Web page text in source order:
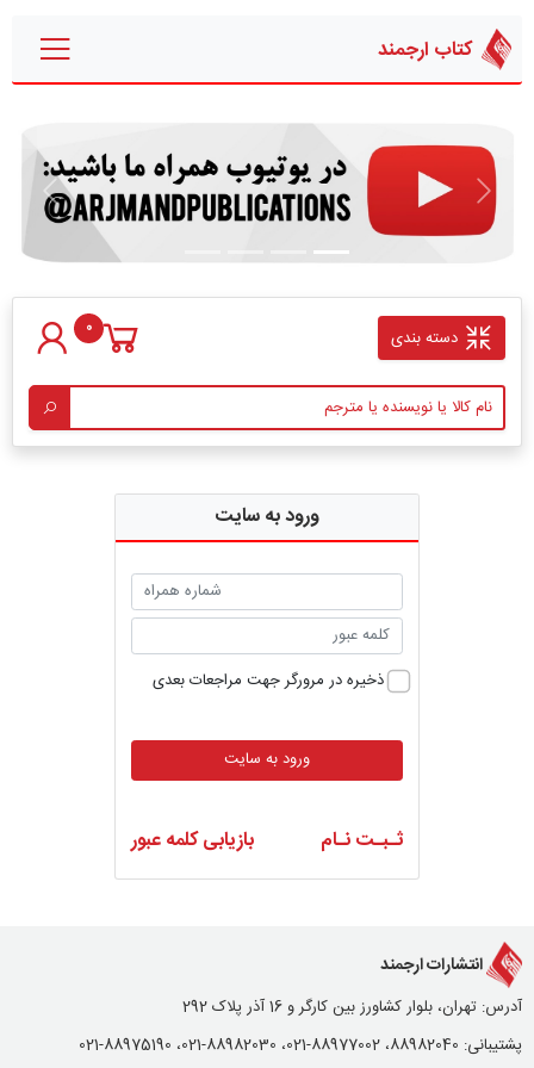
کتاب ارجمند
قبلی بعدی
دسته بندی 0
ورود به سایت
ذخیره در مرورگر جهت مراجعات بعدی
ورود به سایت
ثـبـت نـام بازیابی کلمه عبور
انتشارات ارجمند
آدرس: تهران، بلوار کشاورز بین کارگر و 16 آذر پلاک 292
پشتیبانی: 88982040، 88977002-021، 88982030-021، 88975190-021